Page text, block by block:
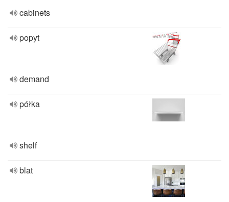
cabinets
popyt
demand
półka
shelf
blat